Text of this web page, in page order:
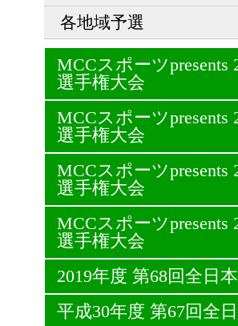
各地域予選
MCCスポーツ
選手権大会
MCCスポーツ
選手権大会
MCCスポーツ
選手権大会
MCCスポーツ
選手権大会
2019年度 第68回全日
平成30年度 第67回全